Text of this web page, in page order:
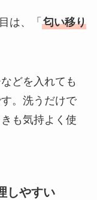
は、「 匂い移り
どを入れても
。洗うだけで
も気持よく使
しやすい